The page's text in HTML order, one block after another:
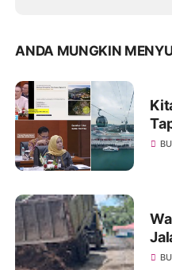
ANDA MUNGKIN